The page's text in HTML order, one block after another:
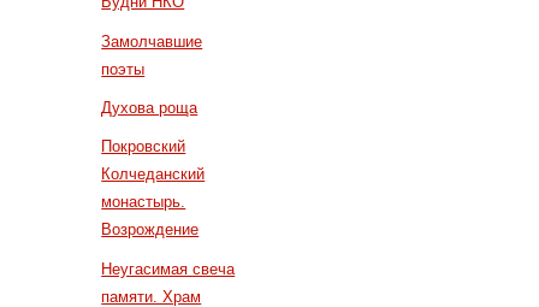
Замолчавшие
поэты
Духова роща
Покровский
Колчеданский
монастырь.
Возрождение
Неугасимая свеча
памяти. Храм